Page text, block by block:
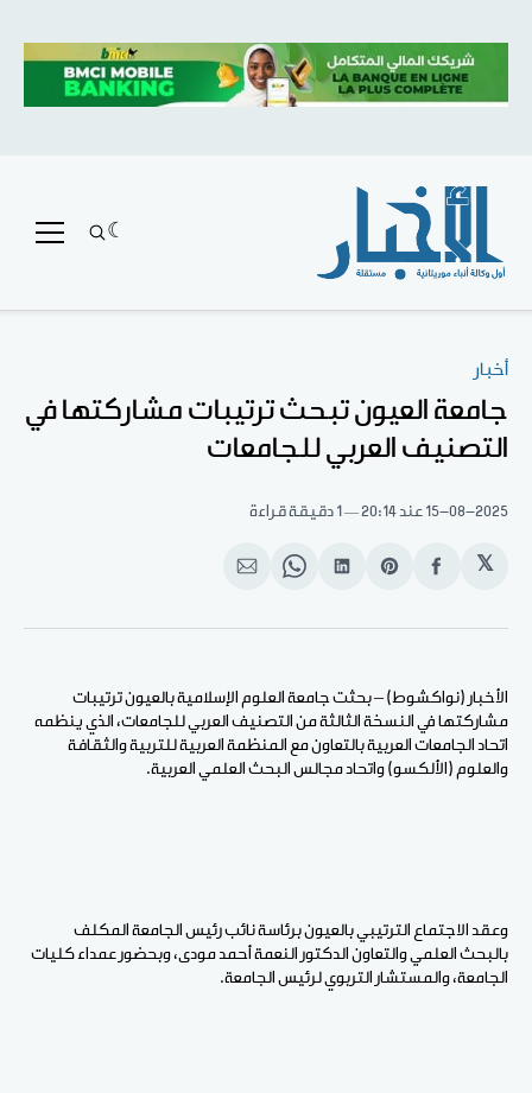
أخبار
جامعة العيون تبحث ترتيبات مشاركتها في
التصنيف العربي للجامعات
15-08-2025 عند 20:14 1 دقيقة قراءة
𝕏
انشر
الفيسبوك
Share
Pinterest
انشر
لينكد
Share
WhatsApp
انشر
الإيميل
الأخبار (نواكشوط) – بحثت جامعة العلوم الإسلامية بالعيون ترتيبات
مشاركتها في النسخة الثالثة من التصنيف العربي للجامعات، الذي ينظمه
اتحاد الجامعات العربية بالتعاون مع المنظمة العربية للتربية والثقافة
والعلوم (الألكسو) واتحاد مجالس البحث العلمي العربية.
وعقد الاجتماع الترتيبي بالعيون برئاسة نائب رئيس الجامعة المكلف
بالبحث العلمي والتعاون الدكتور النعمة أحمد مودى، وبحضور عمداء كليات
الجامعة، والمستشار التربوي لرئيس الجامعة.